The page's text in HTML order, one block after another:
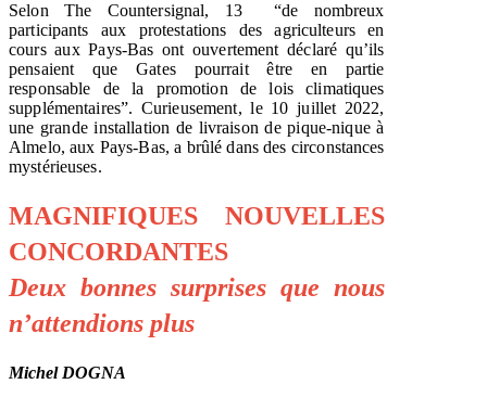
Selon The Countersignal, 13 “de nombreux
participants aux protestations des agriculteurs en
cours aux Pays-Bas ont ouvertement déclaré qu’ils
pensaient que Gates pourrait être en partie
responsable de la promotion de lois climatiques
supplémentaires”. Curieusement, le 10 juillet 2022,
une grande installation de livraison de pique-nique à
Almelo, aux Pays-Bas, a brûlé dans des circonstances
mystérieuses.
MAGNIFIQUES NOUVELLES
CONCORDANTES
Deux bonnes surprises que nous
n’attendions plus
Michel DOGNA